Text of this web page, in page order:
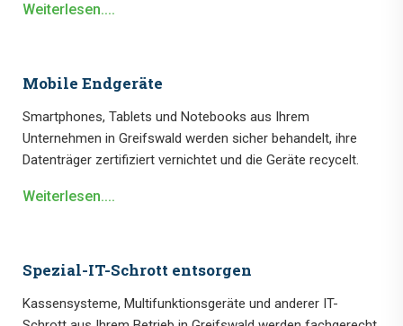
Weiterlesen....
Mobile Endgeräte
Smartphones, Tablets und Notebooks aus Ihrem
Unternehmen in Greifswald werden sicher behandelt, ihre
Datenträger zertifiziert vernichtet und die Geräte recycelt.
Weiterlesen....
Spezial-IT-Schrott entsorgen
Kassensysteme, Multifunktionsgeräte und anderer IT-